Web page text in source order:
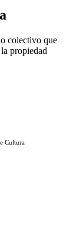
colectivo que
propiedad
Cultura